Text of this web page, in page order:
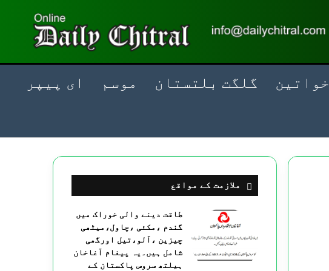
خواتین گلگت بلتستان موسم ای پیپر
ملازمت کے مواقع
طاقت دینے والی خوراک میں
گندم ،مکئی ،چاول،میٹھی
چیزین ،آلو،تیل اورگھی
شامل ہیں۔یہ پیغام آغاخان
ہیلتھ سروس پاکستان کے